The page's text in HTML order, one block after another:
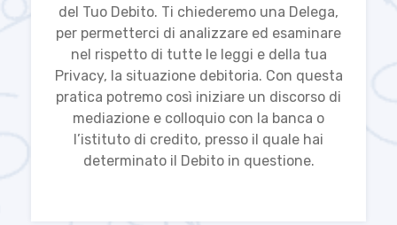
del Tuo Debito. Ti chiederemo una Delega,
per permetterci di analizzare ed esaminare
nel rispetto di tutte le leggi e della tua
Privacy, la situazione debitoria. Con questa
pratica potremo così iniziare un discorso di
mediazione e colloquio con la banca o
l’istituto di credito, presso il quale hai
determinato il Debito in questione.